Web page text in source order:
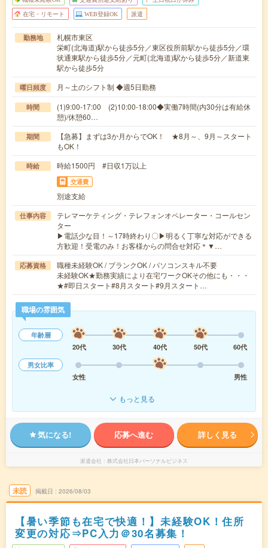
在宅・リモート WEB登録OK 派遣
勤務地
札幌市東区
栄町(北海道)駅から徒歩5分／東区役所前駅から徒歩5分／環
状通東駅から徒歩5分／元町(北海道)駅から徒歩5分／新道東
駅から徒歩5分
曜日頻度 月～土のシフト制 ◆週5日勤務
時間
(1)9:00-17:00 (2)10:00-18:00◆実働7時間(内30分は有給休
憩)/休憩60…
期間
【急募】まずは3か月からでOK！ ★8月～、9月～スタート
もOK！
時給 時給1500円 #日収1万以上
交通費
別途支給
仕事内容
テレマーケティング・テレフォンオペレーター・コールセン
ター
▶電話少な目！～17時終わり〇▶明るく丁寧な対応ができる
方歓迎！受電のみ！お客様からの問合せ対応＊▼…
応募資格
職種未経験OK / ブランクOK / パソコンスキル不要
未経験OK★勤務実績により在宅ワークOKその他にも・・・
★#即日スタート#8月スタート#9月スタート…
職場の雰囲気
年齢層
20代
30代 40代 50代
60代
男女比率
女性
男性
もっと見る
気になる! 応募へ進む 詳しく見る
派遣会社 株式会社日本パーソナルビジネス
未読 掲載日 2026/08/03
【暑い季節も在宅で快適！】未経験OK！住所
変更の対応⇒PC入力＠30名募集！